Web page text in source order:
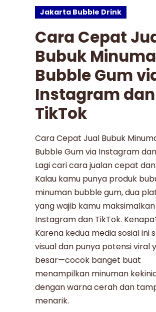
Jakarta Bubble Drink
Cara Cepat
Bubuk
Bubble Gum
Instagram dan
TikTok
Cara Cepat Jual Bubuk
Bubble Gum via Instagram
Lagi cari cara jualan cepat
Kalau kamu punya produk
minuman bubble gum, dua
yang wajib kamu
Instagram dan TikTok.
Karena kedua media sosial ini
visual dan punya potensi viral
besar—cocok banget buat
menampilkan minuman
dengan warna cerah dan
menarik.